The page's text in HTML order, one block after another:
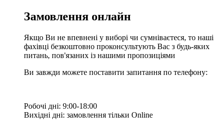
Замовлення онлайн
Якщо Ви не впевнені у виборі чи сумніваєтеся, то наші
фахівці безкоштовно проконсультують Вас з будь-яких
питань, пов'язаних із нашими пропозиціями
Ви завжди можете поставити запитання по телефону:
Робочі дні: 9:00-18:00
Вихідні дні: замовлення тільки Online